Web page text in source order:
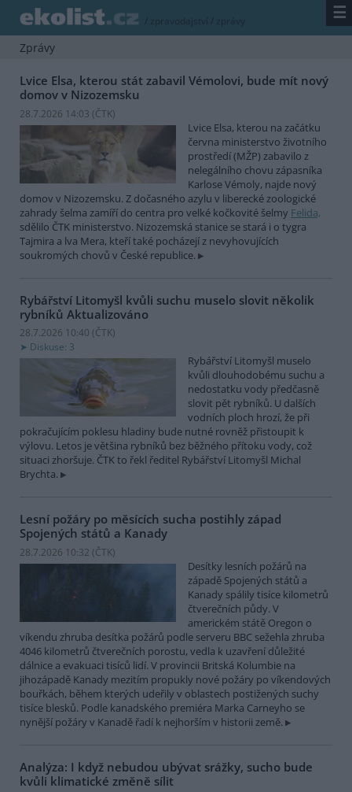
/ zpravodajství / zprávy ☰
Zprávy
Lvice Elsa, kterou stát zabavil Vémolovi, bude mít nový
domov v Nizozemsku
28.7.2026 14:03 (ČTK)
Lvice Elsa, kterou na začátku
června ministerstvo životního
prostředí (MŽP) zabavilo z
nelegálního chovu zápasníka
Karlose Vémoly, najde nový
domov v Nizozemsku. Z dočasného azylu v liberecké zoologické
zahrady šelma zamíří do centra pro velké kočkovité šelmy Felida,
sdělilo ČTK ministerstvo. Nizozemská stanice se stará i o tygra
Tajmira a lva Mera, kteří také pocházejí z nevyhovujících
soukromých chovů v České republice.
Rybářství Litomyšl kvůli suchu muselo slovit několik
rybníků Aktualizováno
28.7.2026 10:40 (ČTK)
Diskuse: 3
Rybářství Litomyšl muselo
kvůli dlouhodobému suchu a
nedostatku vody předčasně
slovit pět rybníků. U dalších
vodních ploch hrozí, že při
pokračujícím poklesu hladiny bude nutné rovněž přistoupit k
výlovu. Letos je většina rybníků bez běžného přítoku vody, což
situaci zhoršuje. ČTK to řekl ředitel Rybářství Litomyšl Michal
Brychta.
Lesní požáry po měsících sucha postihly západ
Spojených států a Kanady
28.7.2026 10:32 (ČTK)
Desítky lesních požárů na
západě Spojených států a
Kanady spálily tisíce kilometrů
čtverečních půdy. V
americkém státě Oregon o
víkendu zhruba desítka požárů podle serveru BBC sežehla zhruba
4046 kilometrů čtverečních porostu, vedla k uzavření důležité
dálnice a evakuaci tisíců lidí. V provincii Britská Kolumbie na
jihozápadě Kanady mezitím propukly nové požáry po víkendových
bouřkách, během kterých udeřily v oblastech postižených suchy
tisíce blesků. Podle kanadského premiéra Marka Carneyho se
nynější požáry v Kanadě řadí k nejhorším v historii země.
Analýza: I když nebudou ubývat srážky, sucho bude
kvůli klimatické změně sílit